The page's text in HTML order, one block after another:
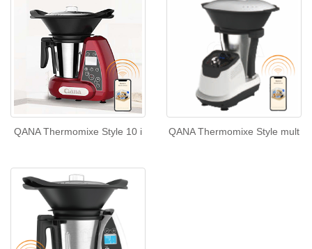
QANA Thermomixe Style 10 i QANA Thermomixe Style mult